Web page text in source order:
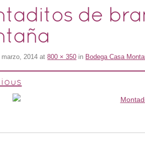
de
marzo, 2014 at800 × 350 in Bodega Casa